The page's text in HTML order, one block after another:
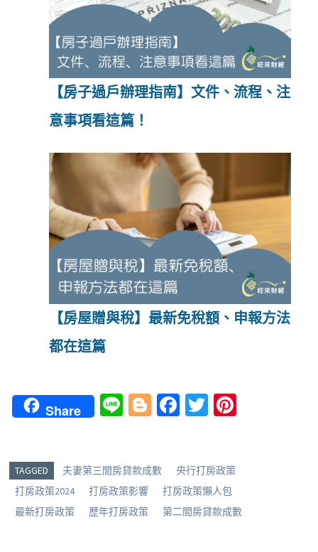
【房子過戶辦理指南】文件、流程、注
意事項看這篇！
【房屋贈與稅】最新免稅額、申報方法
都在這篇
Share
Li Bl
g
er
Fa
o
o
k
T
er
TAGGED 夫妻第三間房貸款成數
央行打房政策
打房政策2024
打房政策影響
打房政策懶人包
最新打房政策
歷年打房政策 第二間房貸款成數